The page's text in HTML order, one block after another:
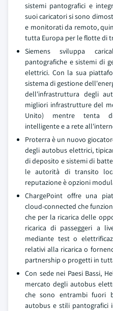
sistemi pantografici e
suoi caricatori si sono
e monitorati da remoto,
tutta Europa per le flotte di
Siemens sviluppa
pantografiche e sistemi di
elettrici. Con la sua
sistema di gestione
dell'infrastruttura degli
migliori infrastrutture del
Unito) mentre tenta di
intelligente e a rete
Proterra è un nuovo
degli autobus elettrici,
di deposito e sistemi di
le autorità di transito
reputazione è opzioni
ChargePoint offre una
cloud-connected che
che per la ricarica delle
ricarica di passeggeri a
mediante test o
relativi alla ricarica o
partnership o progetti in
Con sede nei Paesi Bassi,
mercato degli autobus
che sono entrambi fuori
autobus e stili pantografici